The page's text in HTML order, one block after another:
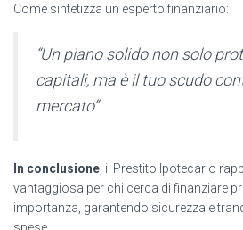
Come sintetizza un esperto finanziario:
“Un piano solido non solo
capitali, ma è il tuo scudo
mercato”
In conclusione , il Prestito Ipotecario
vantaggiosa per chi cerca di finanziare
importanza, garantendo sicurezza e
spese.